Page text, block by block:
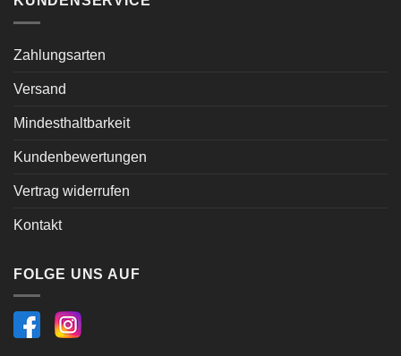
Zahlungsarten
Versand
Mindesthaltbarkeit
Kundenbewertungen
Vertrag widerrufen
Kontakt
FOLGE UNS AUF